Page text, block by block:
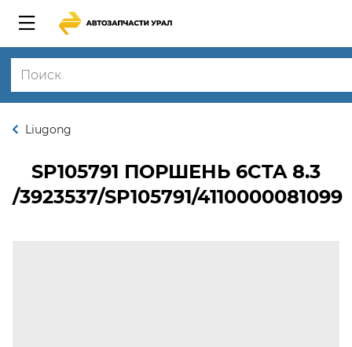
Liugong
SP105791 ПОРШЕНЬ 6CTA 8.3
/3923537/SP105791/4110000081099